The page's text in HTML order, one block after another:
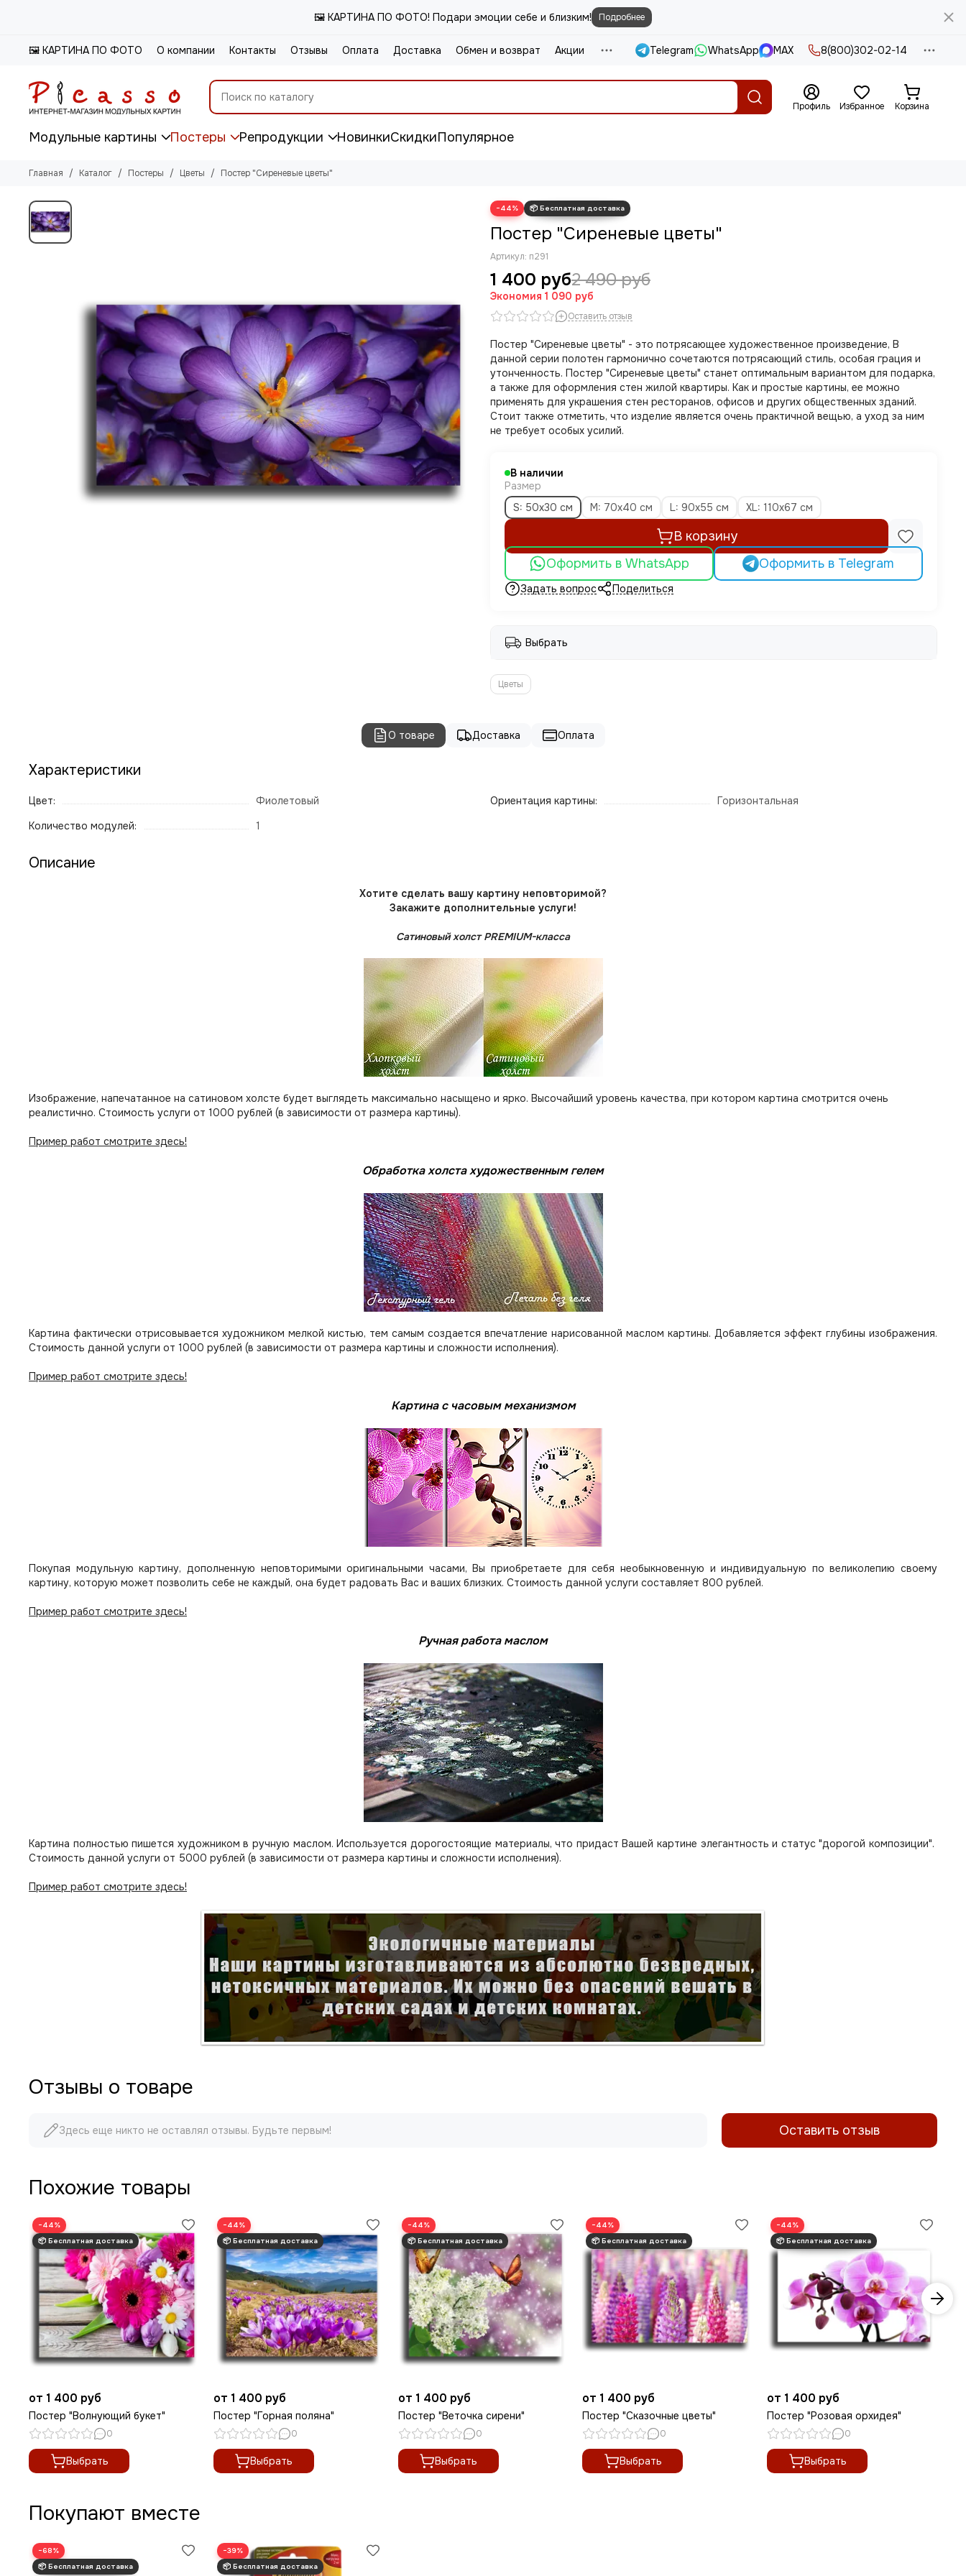
🖼️ КАРТИНА ПО ФОТО! Подари эмоции себе и близким! Подробнее
🖼️ КАРТИНА ПО ФОТО О компании Контакты Отзывы Оплата Доставка Обмен и возврат Акции Telegram WhatsApp MAX 8(800)302-02-14
Профиль Избранное Корзина
Модульные картины Постеры Репродукции НовинкиСкидкиПопулярное
Главная Каталог Постеры Цветы Постер "Сиреневые цветы"
−44%
Постер "Сиреневые цветы"
Артикул: п291
1 400 руб2 490 руб
Экономия 1 090 руб
Оставить отзыв
Постер "Сиреневые цветы" - это потрясающее художественное произведение, В
данной серии полотен гармонично сочетаются потрясающий стиль, особая грация и
утонченность. Постер "Сиреневые цветы" станет оптимальным вариантом для подарка,
а также для оформления стен жилой квартиры. Как и простые картины, ее можно
применять для украшения стен ресторанов, офисов и других общественных зданий.
Стоит также отметить, что изделие является очень практичной вещью, а уход за ним
не требует особых усилий.
В наличии
Размер
S: 50х30 см
M: 70х40 см L: 90х55 см XL: 110х67 см
В корзину
Оформить в WhatsApp
Оформить в Telegram
Задать вопрос Поделиться
Выбрать
Цветы
О товаре Доставка Оплата
Характеристики
Цвет:
Фиолетовый
Количество модулей:
1
Ориентация картины: Горизонтальная
Описание
Хотите сделать вашу картину неповторимой?
Закажите дополнительные услуги!
Сатиновый холст PREMIUM-класса
Изображение, напечатанное на сатиновом холсте будет выглядеть максимально насыщено и ярко. Высочайший уровень качества, при котором картина смотрится очень
реалистично. Стоимость услуги от 1000 рублей (в зависимости от размера картины).
Пример работ смотрите здесь!
Обработка холста художественным гелем
Картина фактически отрисовывается художником мелкой кистью, тем самым создается впечатление нарисованной маслом картины. Добавляется эффект глубины изображения.
Стоимость данной услуги от 1000 рублей (в зависимости от размера картины и сложности исполнения).
Пример работ смотрите здесь!
Картина с часовым механизмом
Покупая модульную картину, дополненную неповторимыми оригинальными часами, Вы приобретаете для себя необыкновенную и индивидуальную по великолепию своему
картину, которую может позволить себе не каждый, она будет радовать Вас и ваших близких. Стоимость данной услуги составляет 800 рублей.
Пример работ смотрите здесь!
Ручная работа маслом
Картина полностью пишется художником в ручную маслом. Используется дорогостоящие материалы, что придаст Вашей картине элегантность и статус "дорогой композиции".
Стоимость данной услуги от 5000 рублей (в зависимости от размера картины и сложности исполнения).
Пример работ смотрите здесь!
Отзывы о товаре
Здесь еще никто не оставлял отзывы. Будьте первым! Оставить отзыв
Похожие товары
−44%
от 1 400 руб
Постер "Волнующий букет"
0
Выбрать
−44%
от 1 400 руб
Постер "Горная поляна"
0
Выбрать
−44%
от 1 400 руб
Постер "Веточка сирени"
0
Выбрать
−44%
от 1 400 руб
Постер "Сказочные цветы"
0
Выбрать
−44%
от 1 400 руб
Постер "Розовая орхидея"
0
Выбрать
Покупают вместе
−68% −39%